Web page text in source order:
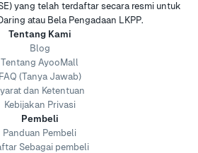
yang telah terdaftar secara resmi untuk
atau Bela Pengadaan LKPP.
Tentang Kami
Blog
Tentang AyooMall
FAQ (Tanya Jawab)
dan Ketentuan
Kebijakan Privasi
Pembeli
Panduan Pembeli
Sebagai pembeli